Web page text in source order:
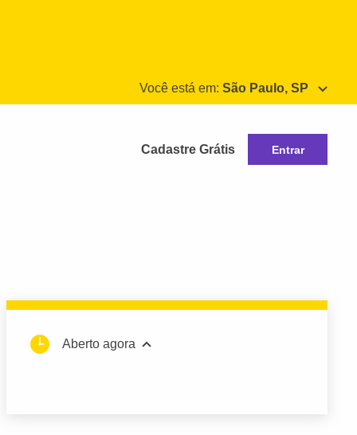
Você está em: São Paulo, SP
Cadastre Grátis Entrar
Aberto agora